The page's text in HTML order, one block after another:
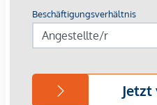
Fußbodenheizung und
Fernwärme/Fernkälte
Klimaanlage im 8.
Hochwertiger